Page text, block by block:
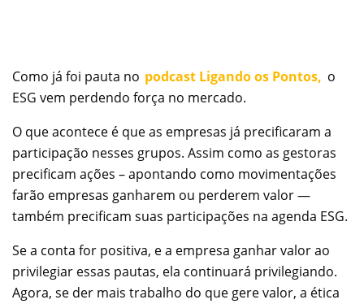
Como já foi pauta no podcast Ligando os Pontos, o
ESG vem perdendo força no mercado.
O que acontece é que as empresas já precificaram a
participação nesses grupos. Assim como as gestoras
precificam ações – apontando como movimentações
farão empresas ganharem ou perderem valor —
também precificam suas participações na agenda ESG.
Se a conta for positiva, e a empresa ganhar valor ao
privilegiar essas pautas, ela continuará privilegiando.
Agora, se der mais trabalho do que gere valor, a ética